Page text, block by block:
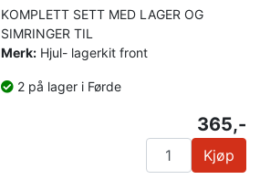
KOMPLETT SETT MED LAGER OG
SIMRINGER TIL
Merk: Hjul- lagerkit front
2 på lager i Førde
365,-
Kjøp